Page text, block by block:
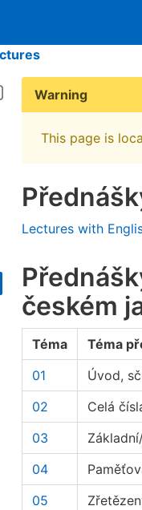
Warning
This page is
Lectures with
českém
Téma Téma
01
Úvod,
02
Celá
03
04
05